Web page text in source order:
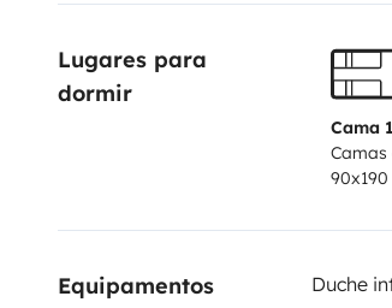
Lugares para
dormir
Cama 1
Camas
90x190
Equipamentos Duche